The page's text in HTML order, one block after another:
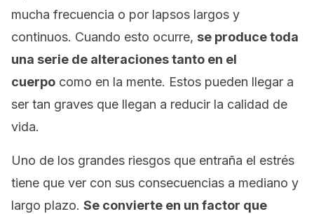
mucha frecuencia o por lapsos largos y
continuos. Cuando esto ocurre, se produce toda
una serie de alteraciones tanto en el
cuerpo como en la mente. Estos pueden llegar a
ser tan graves que llegan a reducir la calidad de
vida.
Uno de los grandes riesgos que entraña el estrés
tiene que ver con sus consecuencias a mediano y
largo plazo. Se convierte en un factor que